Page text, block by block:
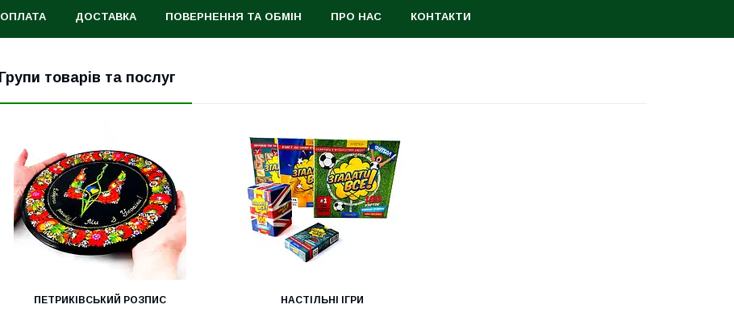
ОПЛАТА ДОСТАВКА ПОВЕРНЕННЯ ТА ОБМІН ПРО НАС КОНТАКТИ
Групи товарів та послуг
ПЕТРИКІВСЬКИЙ РОЗПИС НАСТІЛЬНІ ІГРИ